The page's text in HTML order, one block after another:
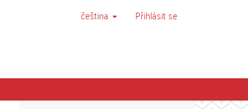
čeština Přihlásit se